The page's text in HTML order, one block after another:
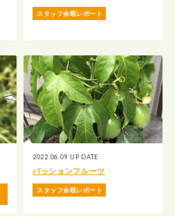
スタッフ余暇レポート
2022.06.09 UP DATE.
パッションフルーツ
スタッフ余暇レポート